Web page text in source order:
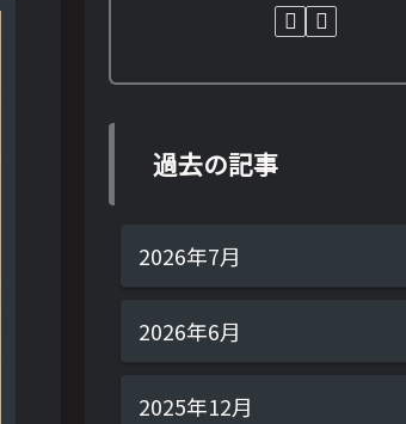
過去の記事
2026年7月
2026年6月
2025年12月